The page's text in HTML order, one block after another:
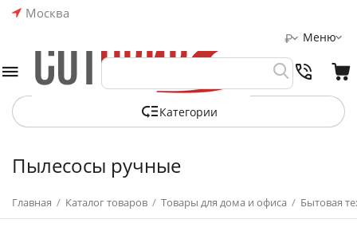
Москва
Меню
₽
Категории
Пылесосы ручные
Главная / Каталог товаров / Товары для дома и офиса / Бытовая